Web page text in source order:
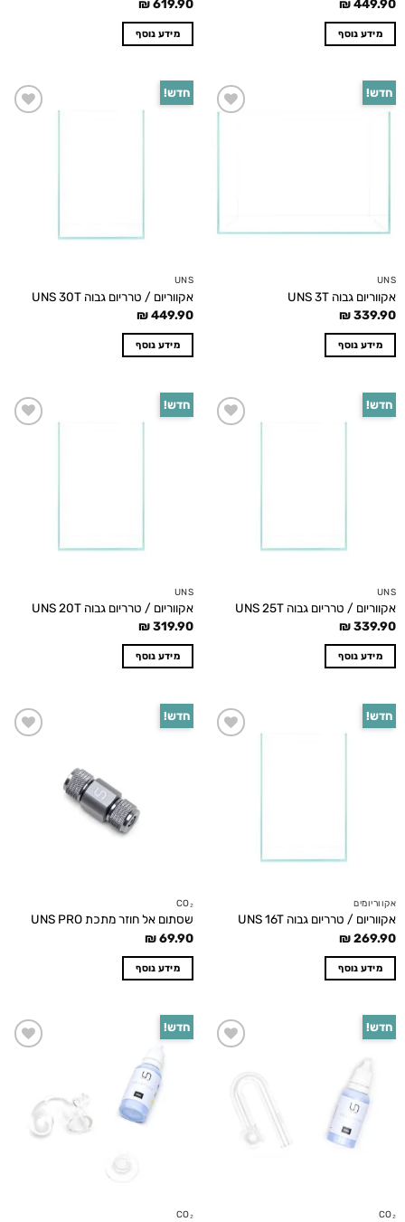
₪449.90
מידע נוסף
₪619.90
מידע נוסף
חדש!
UNS
אקווריום גבוה UNS 3T
₪339.90
מידע נוסף
חדש!
UNS
אקווריום / טרריום גבוה UNS 30T
₪449.90
מידע נוסף
חדש!
UNS
אקווריום / טרריום גבוה UNS 25T
₪339.90
מידע נוסף
חדש!
UNS
אקווריום / טרריום גבוה UNS 20T
₪319.90
מידע נוסף
חדש!
אקווריומים
אקווריום / טרריום גבוה UNS 16T
₪269.90
מידע נוסף
חדש!
CO₂
שסתום אל חוזר מתכת UNS PRO
₪69.90
מידע נוסף
חדש!
CO₂
חדש!
CO₂